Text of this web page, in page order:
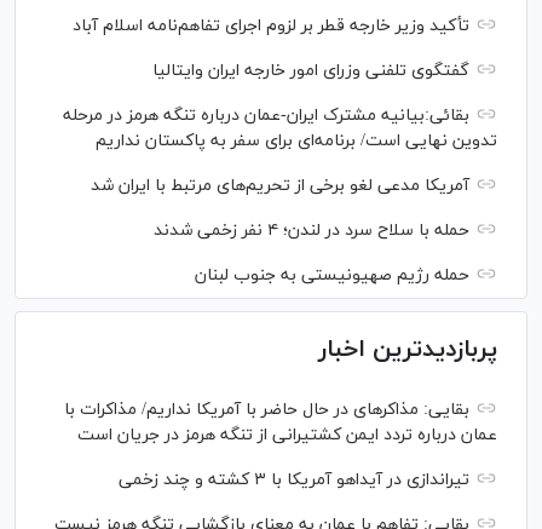
تأکید وزیر خارجه قطر بر لزوم اجرای تفاهم‌نامه اسلام آباد
گفتگوی تلفنی وزرای امور خارجه ایران وایتالیا
بقائی:بیانیه مشترک ایران-عمان درباره تنگه هرمز در مرحله
تدوین نهایی است/ برنامه‌ای برای سفر به پاکستان نداریم
آمریکا مدعی لغو برخی از تحریم‌های مرتبط با ایران شد
حمله با سلاح سرد در لندن؛ ۴ نفر زخمی شدند
حمله رژیم صهیونیستی به جنوب لبنان
پربازدیدترین اخبار
بقایی: مذاکره‎ای در حال حاضر با آمریکا نداریم/ مذاکرات با
عمان درباره تردد ایمن کشتیرانی از تنگه هرمز در جریان است
تیراندازی در آیداهو آمریکا با ۳ کشته و چند زخمی
بقایی: تفاهم با عمان به معنای بازگشایی تنگه هرمز نیست